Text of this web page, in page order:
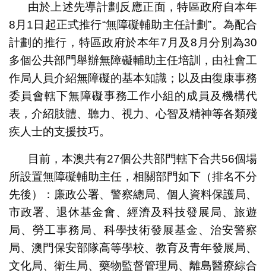
由於上述先導計劃反應正面，特區政府自本年
8月1日起正式推行“無障礙輔助主任計劃”。為配合
計劃的推行，特區政府於本年7月及8月分別為30
多個公共部門舉辦無障礙輔助主任培訓，由社會工
作局人員介紹無障礙的基本知識；以及由復康事務
委員會轄下無障礙事務工作小組的成員及機構代
表，介紹肢體、聽力、視力、心智及精神等各類殘
疾人士的支援技巧。
目前，本澳共有27個公共部門轄下合共56個場
所設置無障礙輔助主任，相關部門如下（排名不分
先後）：廉政公署、警察總局、個人資料保護局、
市政署、退休基金會、經濟及科技發展局、旅遊
局、勞工事務局、科學技術發展基金、治安警察
局、澳門保安部隊高等學校、教育及青年發展局、
文化局、衛生局、藥物監督管理局、離島醫療綜合